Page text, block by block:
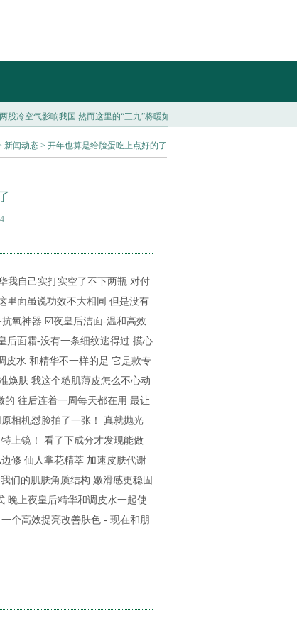
冷空气影响我国 然而这里的“三九”将暖如初春？...
新闻动态 > 开年也算是给脸蛋吃上点好的了
我自己实打实空了不下两瓶 对付
里面虽说功效不大相同 但是没有
氧神器 ☑️夜皇后洁面-温和高效
面霜-没有一条细纹逃得过 摸心
皮水 和精华不一样的是 它是款专
焕肤 我这个糙肌薄皮怎么不心动
往后连着一周每天都在用 最让
相机怼脸拍了一张！ 真就抛光
上镜！ 看了下成分才发现能做
修 仙人掌花精萃 加速皮肤代谢
们的肌肤角质结构 嫩滑感更稳固
晚上夜皇后精华和调皮水一起使
个高效提亮改善肤色 - 现在和朋